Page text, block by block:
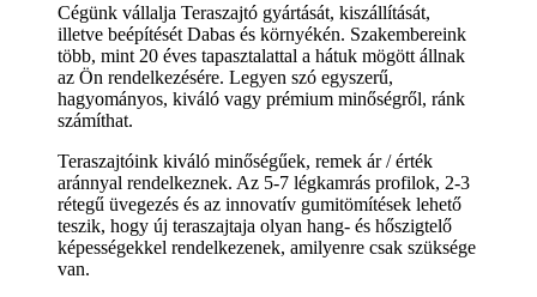
Cégünk vállalja Teraszajtó gyártását, kiszállítását,
illetve beépítését Dabas és környékén. Szakembereink
több, mint 20 éves tapasztalattal a hátuk mögött állnak
az Ön rendelkezésére. Legyen szó egyszerű,
hagyományos, kiváló vagy prémium minőségről, ránk
számíthat.
Teraszajtóink kiváló minőségűek, remek ár / érték
aránnyal rendelkeznek. Az 5-7 légkamrás profilok, 2-3
rétegű üvegezés és az innovatív gumitömítések lehető
teszik, hogy új teraszajtaja olyan hang- és hőszigtelő
képességekkel rendelkezenek, amilyenre csak szüksége
van.